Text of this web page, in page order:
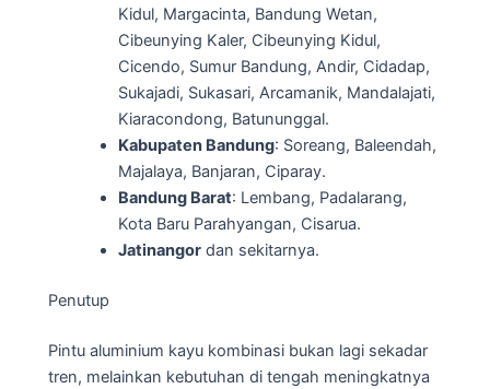
Kidul, Margacinta, Bandung Wetan,
Cibeunying Kaler, Cibeunying Kidul,
Cicendo, Sumur Bandung, Andir, Cidadap,
Sukajadi, Sukasari, Arcamanik, Mandalajati,
Kiaracondong, Batununggal.
Kabupaten Bandung: Soreang, Baleendah,
Majalaya, Banjaran, Ciparay.
Bandung Barat: Lembang, Padalarang,
Kota Baru Parahyangan, Cisarua.
Jatinangordan sekitarnya.
Penutup
Pintu aluminium kayu kombinasi bukan lagi sekadar
tren, melainkan kebutuhan di tengah meningkatnya